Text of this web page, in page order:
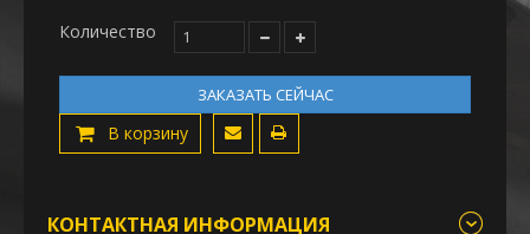
Количество
ЗАКАЗАТЬ СЕЙЧАС
В корзину
КОНТАКТНАЯ ИНФОРМАЦИЯ